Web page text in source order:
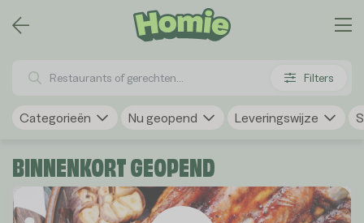
Filters
Categorieën Nu geopend Leveringswijze
BINNENKORT GEOPEND